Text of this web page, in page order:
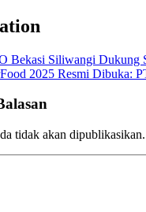
Bekasi Siliwangi Dukung
2025 Resmi Dibuka:
tidak akan dipublikasikan.